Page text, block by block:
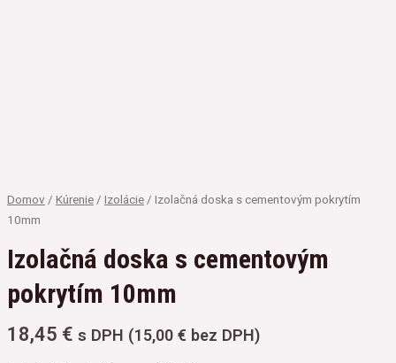
Domov / Kúrenie / Izolácie / Izolačná doska s cementovým pokrytím
10mm
Izolačná doska s cementovým
pokrytím 10mm
18,45 € s DPH (15,00 € bez DPH)